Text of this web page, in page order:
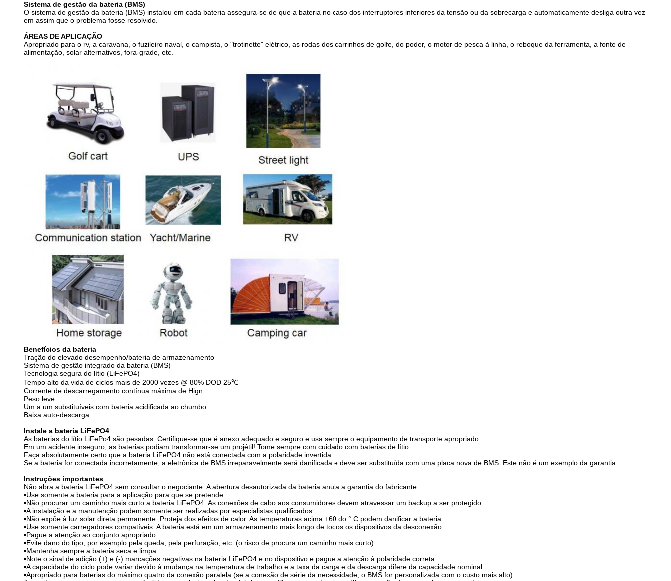
Sistema de gestão da bateria (BMS)
O sistema de gestão da bateria (BMS) instalou em cada bateria assegura-se de que a bateria no caso dos interruptores inferiores da tensão ou da sobrecarga e automaticamente desliga outra vez
em assim que o problema fosse resolvido.
ÁREAS DE APLICAÇÃO
Apropriado para o rv, a caravana, o fuzileiro naval, o campista, o "trotinette" elétrico, as rodas dos carrinhos de golfe, do poder, o motor de pesca à linha, o reboque da ferramenta, a fonte de
alimentação, solar alternativos, fora-grade, etc.
Benefícios da bateria
Tração do elevado desempenho/bateria de armazenamento
Sistema de gestão integrado da bateria (BMS)
Tecnologia segura do lítio (LiFePO4)
Tempo alto da vida de ciclos mais de 2000 vezes @ 80% DOD 25℃
Corrente de descarregamento contínua máxima de Hign
Peso leve
Um a um substituíveis com bateria acidificada ao chumbo
Baixa auto-descarga
Instale a bateria LiFePO4
As baterias do lítio LiFePo4 são pesadas. Certifique-se que é anexo adequado e seguro e usa sempre o equipamento de transporte apropriado.
Em um acidente inseguro, as baterias podiam transformar-se um projétil! Tome sempre com cuidado com baterias de lítio.
Faça absolutamente certo que a bateria LiFePO4 não está conectada com a polaridade invertida.
Se a bateria for conectada incorretamente, a eletrônica de BMS irreparavelmente será danificada e deve ser substituída com uma placa nova de BMS. Este não é um exemplo da garantia.
Instruções importantes
Não abra a bateria LiFePO4 sem consultar o negociante. A abertura desautorizada da bateria anula a garantia do fabricante.
▪Use somente a bateria para a aplicação para que se pretende.
▪Não procurar um caminho mais curto a bateria LiFePO4. As conexões de cabo aos consumidores devem atravessar um backup a ser protegido.
▪A instalação e a manutenção podem somente ser realizadas por especialistas qualificados.
▪Não expõe à luz solar direta permanente. Proteja dos efeitos de calor. As temperaturas acima +60 do ° C podem danificar a bateria.
▪Use somente carregadores compatíveis. A bateria está em um armazenamento mais longo de todos os dispositivos da desconexão.
▪Pague a atenção ao conjunto apropriado.
▪Evite dano do tipo, por exemplo pela queda, pela perfuração, etc. (o risco de procura um caminho mais curto).
▪Mantenha sempre a bateria seca e limpa.
▪Note o sinal de adição (+) e (-) marcações negativas na bateria LiFePO4 e no dispositivo e pague a atenção à polaridade correta.
▪A capacidade do ciclo pode variar devido à mudança na temperatura de trabalho e a taxa da carga e da descarga difere da capacidade nominal.
▪Apropriado para baterias do máximo quatro da conexão paralela (se a conexão de série da necessidade, o BMS for personalizada com o custo mais alto).